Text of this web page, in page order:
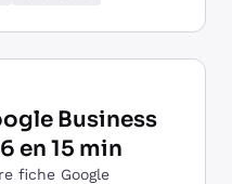
Business
en 15 min
fiche Google